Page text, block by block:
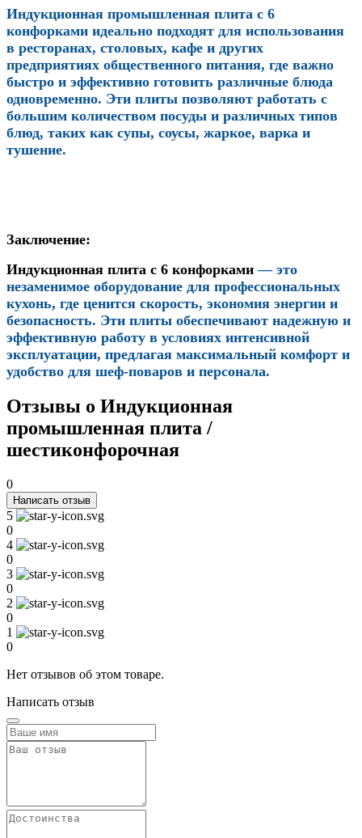
Индукционная промышленная плита с 6
конфорками идеально подходят для использования
в ресторанах, столовых, кафе и других
предприятиях общественного питания, где важно
быстро и эффективно готовить различные блюда
одновременно. Эти плиты позволяют работать с
большим количеством посуды и различных типов
блюд, таких как супы, соусы, жаркое, варка и
тушение.
Заключение:
Индукционная плита с 6 конфорками— это
незаменимое оборудование для профессиональных
кухонь, где ценится скорость, экономия энергии и
безопасность. Эти плиты обеспечивают надежную и
эффективную работу в условиях интенсивной
эксплуатации, предлагая максимальный комфорт и
удобство для шеф-поваров и персонала.
Отзывы о Индукционная
промышленная плита /
шестиконфорочная
0
Написать отзыв
5
0
4
0
3
0
2
0
1
0
Нет отзывов об этом товаре.
Написать отзыв